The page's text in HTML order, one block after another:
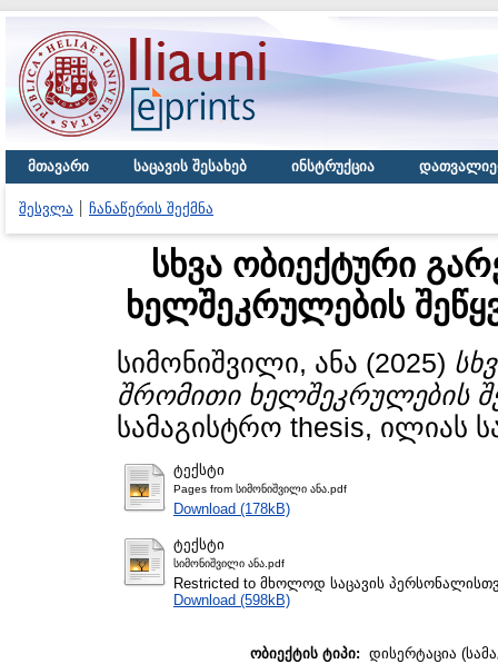
მთავარი საცავის შესახებ ინსტრუქცია
შესვლა ჩანაწერის შექმნა
სხვა ობიექტური
ხელშეკრულების
სიმონიშვილი, ანა (2025)
შრომითი ხელშეკრულების
სამაგისტრო thesis, ილიას
ტექსტი
Pages from სიმონიშვილი ანა.pdf
Download (178kB)
ტექსტი
სიმონიშვილი ანა.pdf
Restricted to მხოლოდ საცავის
Download (598kB)
ობიექტის ტიპი: დისერტაცია